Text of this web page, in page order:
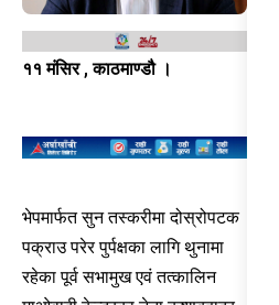
११ मंसिर , काठमाण्डौ ।
भेपमार्फत सुन तस्करीमा दोस्रोपटक
पक्राउ परेर पुर्पक्षका लागि थुनामा
रहेका पूर्व सभामुख एवं तत्कालिन